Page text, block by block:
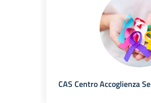
CAS Centro Accoglienza